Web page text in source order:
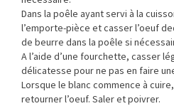
Dans la poêle ayant servi à la
l’emporte-pièce et casser l’oeuf
de beurre dans la poêle si
A l’aide d’une fourchette, casser
délicatesse pour ne pas en faire
Lorsque le blanc commence à
retourner l’oeuf. Saler et poivrer.